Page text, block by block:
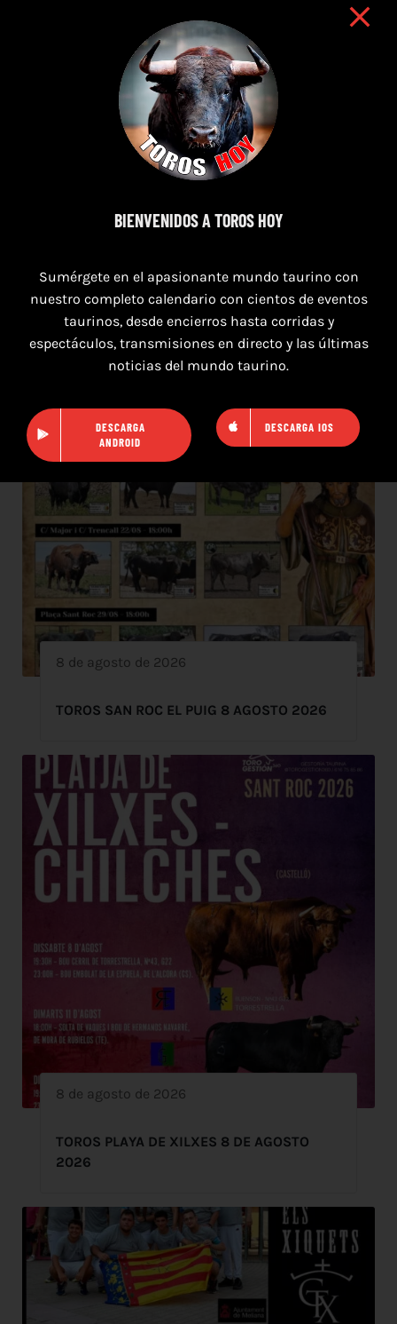
8 de agosto de 2026
TOROS MAGALLON 8 AGOSTO 2026
8 de agosto de 2026
TOROS SAN ROC EL PUIG 8 AGOSTO 2026
8 de agosto de 2026
TOROS PLAYA DE XILXES 8 DE AGOSTO
2026
BIENVENIDOS A TOROS HOY
Sumérgete en el apasionante mundo taurino con
nuestro completo calendario con cientos de eventos
taurinos, desde encierros hasta corridas y
espectáculos, transmisiones en directo y las últimas
noticias del mundo taurino.
DESCARGA
ANDROID
DESCARGA IOS